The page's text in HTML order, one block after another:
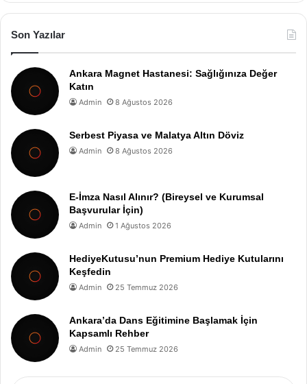
Son Yazılar
Ankara Magnet Hastanesi: Sağlığınıza Değer
Katın
Admin 8 Ağustos 2026
Serbest Piyasa ve Malatya Altın Döviz
Admin 8 Ağustos 2026
E-İmza Nasıl Alınır? (Bireysel ve Kurumsal
Başvurular İçin)
Admin 1 Ağustos 2026
HediyeKutusu’nun Premium Hediye Kutularını
Keşfedin
Admin 25 Temmuz 2026
Ankara’da Dans Eğitimine Başlamak İçin
Kapsamlı Rehber
Admin 25 Temmuz 2026